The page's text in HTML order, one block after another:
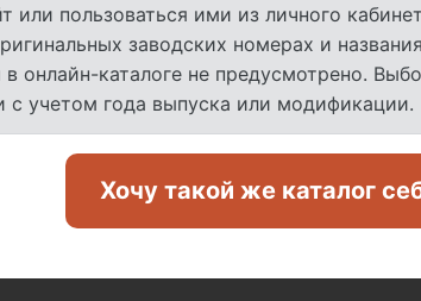
или пользоваться ими из личного
заводских номерах и
онлайн-каталоге не предусмотрено.
с учетом года выпуска или модификации.
Хочу такой же каталог